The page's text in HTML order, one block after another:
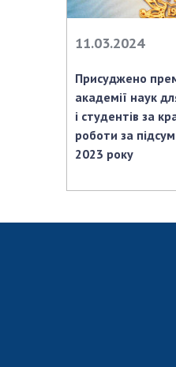
Відкрита наука в НАН
Робота з молоддю
МІЖНАРОДНЕ
Членство в
Міжнародні
ДОКУМЕНТИ
11.03.2024
Присуджено
академії наук
і студентів за
роботи за
2023 року